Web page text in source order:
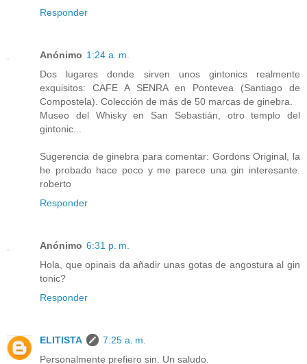
Responder
Anónimo 1:24 a. m.
Dos lugares donde sirven unos gintonics realmente
exquisitos: CAFE A SENRA en Pontevea (Santiago de
Compostela). Colección de más de 50 marcas de ginebra.
Museo del Whisky en San Sebastián, otro templo del
gintonic...
Sugerencia de ginebra para comentar: Gordons Original, la
he probado hace poco y me parece una gin interesante.
roberto
Responder
Anónimo 6:31 p. m.
Hola, que opinais da añadir unas gotas de angostura al gin
tonic?
Responder
ELITISTA
7:25 a. m.
Personalmente prefiero sin. Un saludo.